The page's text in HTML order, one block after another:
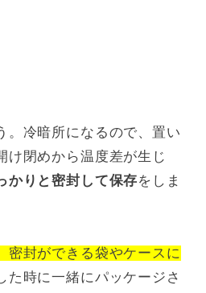
。冷暗所になるので、置い
け閉めから温度差が生じ
かりと密封して保存をしま
密封ができる袋やケースに
た時に一緒にパッケージさ